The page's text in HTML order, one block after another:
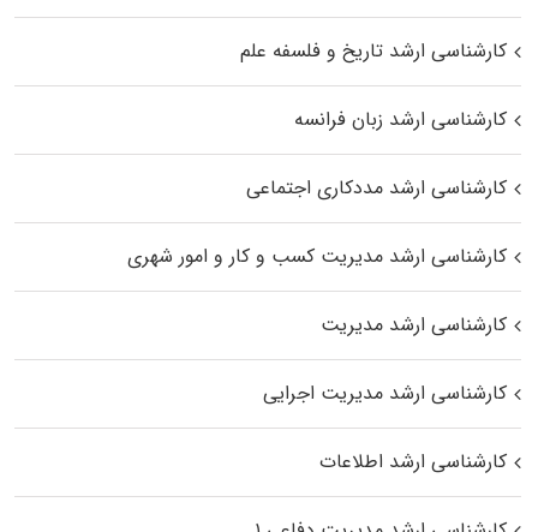
کارشناسی ارشد تاریخ و فلسفه علم
کارشناسی ارشد زبان فرانسه
کارشناسی ارشد مددکاری اجتماعی
کارشناسی ارشد مدیریت کسب و کار و امور شهری
کارشناسی ارشد مدیریت
کارشناسی ارشد مدیریت اجرایی
کارشناسی ارشد اطلاعات